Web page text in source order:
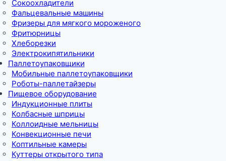
Сокоохладители
Фальцевальные машины
Фризеры для мягкого мороженого
Фритюрницы
Хлеборезки
Электрокипятильники
Паллетоупаковщики
Мобильные паллетоупаковщики
Роботы-паллетайзеры
Пищевое оборудование
Индукционные плиты
Колбасные шприцы
Коллоидные мельницы
Конвекционные печи
Коптильные камеры
Куттеры открытого типа